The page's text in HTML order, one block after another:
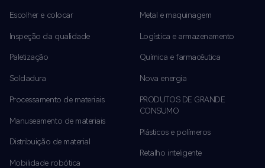
Escolher e colocar
Inspeção da qualidade
Paletização
Soldadura
Processamento de materiais
Manuseamento de materiais
Distribuição de material
Mobilidade robótica
Metal e maquinagem
Logística e armazenamento
Química e farmacêutica
Nova energia
PRODUTOS DE GRANDE
CONSUMO
Plásticos e polímeros
Retalho inteligente